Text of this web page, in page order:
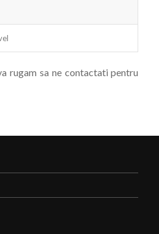
rugam sa ne contactati pentru